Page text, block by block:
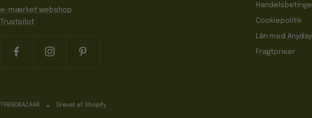
e-mærket webshop
Trustpilot
Cookiepolitik
Lån med Anyday
Fragtpriser
TRENDBAZAAR Drevet af Shopify